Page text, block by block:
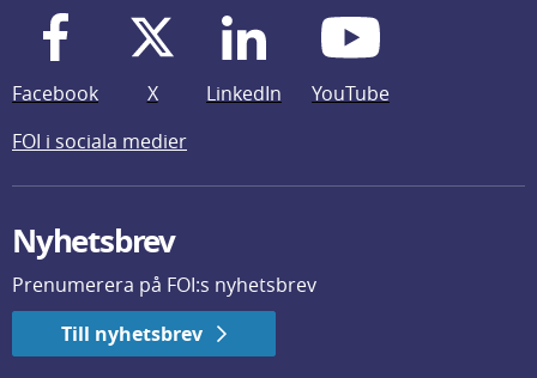
Facebook X LinkedIn
YouTube
FOI i sociala medier
Nyhetsbrev
Prenumerera på FOI:s nyhetsbrev
Till nyhetsbrev